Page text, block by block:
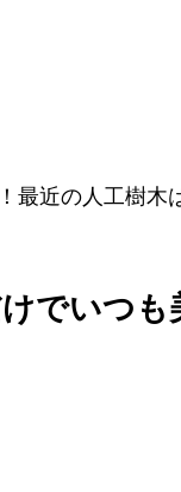
近の人工樹木
でいつも